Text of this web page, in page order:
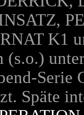
K1
(s.o.)
Serie
Späte